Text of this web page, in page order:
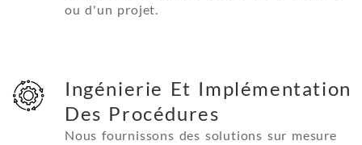
ou d'un projet.
Ingénierie Et Implémentation
Des Procédures
Nous fournissons des solutions sur mesure